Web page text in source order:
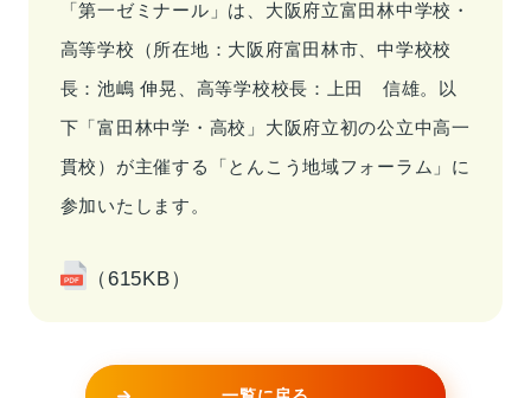
企業情報トップ
ご挨拶
会社概要
役員紹介
沿革
お問い合わせ
お問い合わせトップ
採用情報
IR・サステナビリティ
「第一ゼミナール」は、大阪府立富田林中学校・
高等学校（所在地：大阪府富田林市、中学校校
長：池嶋 伸晃、高等学校校長：上田 信雄。以
下「富田林中学・高校」大阪府立初の公立中高一
貫校）が主催する「とんこう地域フォーラム」に
参加いたします。
（615KB）